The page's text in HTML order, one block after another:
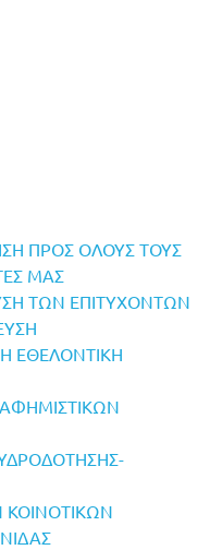
ΠΡΟΣ ΟΛΟΥΣ ΤΟΥΣ
ΜΑΣ
ΤΩΝ ΕΠΙΤΥΧΟΝΤΩΝ
ΕΘΕΛΟΝΤΙΚΗ